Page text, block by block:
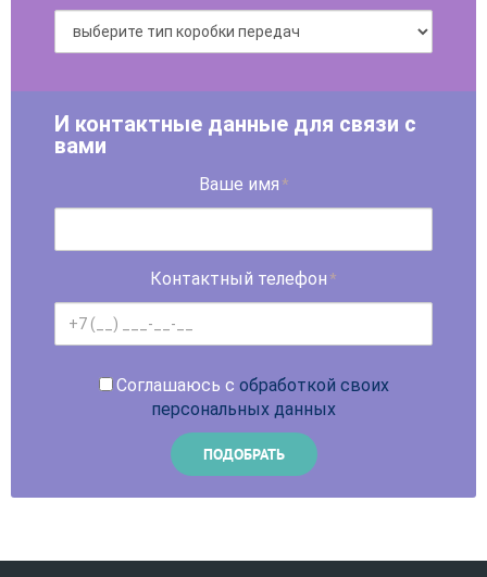
И контактные данные для связи с
вами
Ваше имя *
Контактный телефон *
Соглашаюсь с обработкой своих
персональных данных